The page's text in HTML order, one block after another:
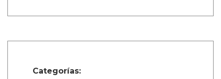
Categorías: